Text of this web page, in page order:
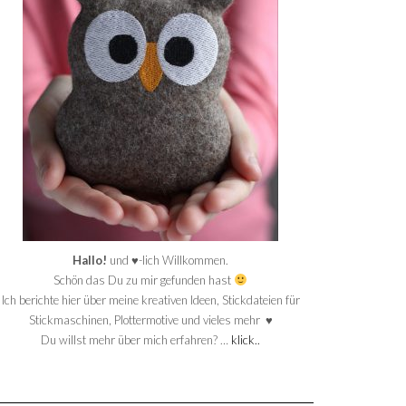
Hallo! und ♥-lich Willkommen.
Schön das Du zu mir gefunden hast
Ich berichte hier über meine kreativen Ideen, Stickdateien für
Stickmaschinen, Plottermotive und vieles mehr ♥
Du willst mehr über mich erfahren? … klick..